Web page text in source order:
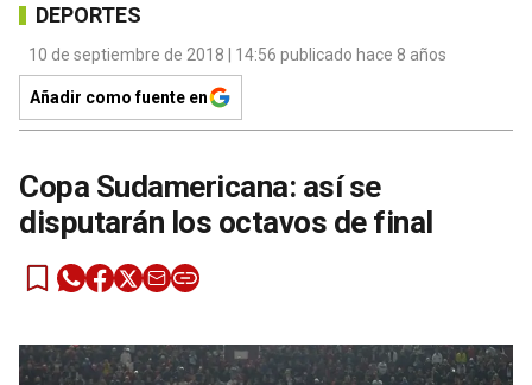
DEPORTES
10 de septiembre de 2018 | 14:56 publicado hace 8 años
Añadir como fuente en
Copa Sudamericana: así se
disputarán los octavos de final